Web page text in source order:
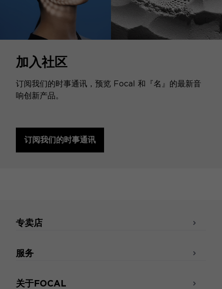
加入社区
订阅我们的时事通讯，预览 Focal 和『名』的最新音
响创新产品。
订阅我们的时事通讯
专卖店
服务
关于FOCAL